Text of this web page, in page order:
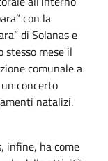
con la
di Solanas e
stesso mese il
comunale a
concerto
natalizi.
infine, ha come